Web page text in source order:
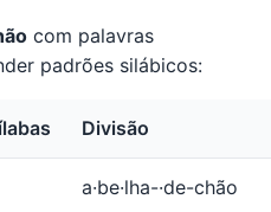
com palavras
padrões silábicos:
Divisão
a·be·lha-·de-chão